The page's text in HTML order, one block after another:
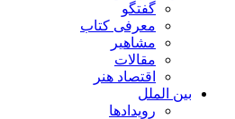
گفتگو
معرفی کتاب
مشاهیر
مقالات
اقتصاد هنر
بین الملل
رویدادها